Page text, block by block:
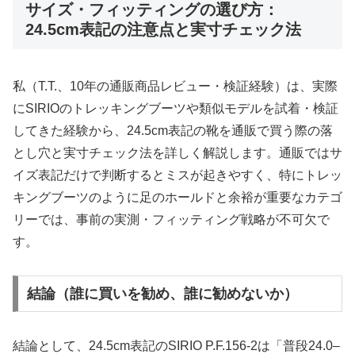
サイズ・フィッティングの選び方：
24.5cm表記の注意点と実寸チェック法
私（T.T.、10年の通販商品レビュー・検証経験）は、実際
にSIRIOのトレッキングブーツや類似モデルを試着・検証
してきた経験から、24.5cm表記の靴を通販で買う際の落
とし穴と実寸チェック法を詳しく解説します。通販ではサ
イズ表記だけで判断するとミスが起きやすく、特にトレッ
キングブーツのように足のホールドと余裕が重要なカテゴ
リーでは、事前の実測・フィッティング戦略が不可欠で
す。
結論（誰に買いを勧め、誰に勧めないか）
結論として、24.5cm表記のSIRIO P.F.156-2は「普段24.0–